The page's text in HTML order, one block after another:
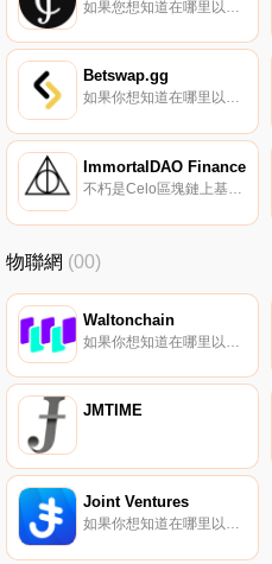
Betswap.gg
如果你想知道在哪里以當前價格購買Betswap.gg,目前交易{Betswap.gg]股票的頂級加密貨幣交易所是AscendEX（BitMax）、Trader Joe（Avalanche）、KyberSwap Elastic（Avalance）、SushiSwap（Fantom）和Sushi.
ImmortalDAO Finance
不朽是Celo區塊鏈上基于IMMO代幣的去中心化儲備貨幣協議。每個IMMO代幣都由不朽金庫中的一籃子資產（如mcUSD）支持,賦予其無法低于的內在價值。不朽還通過質押和債券將獨特的經濟和博弈論動態引入市場.
物聯網 (00)
Waltonchain
JMTIME
Joint Ventures
如果你想知道在哪里以當前價格購買Joint Ventures,目前交易{Joint Ventures]股票的頂級加密貨幣交易所是Mercatox。您可以在我們的加密貨幣交易所頁面上找到其他列表。Joint Ventures（JOINT）是一種加密貨幣,在以太坊平臺上運行.